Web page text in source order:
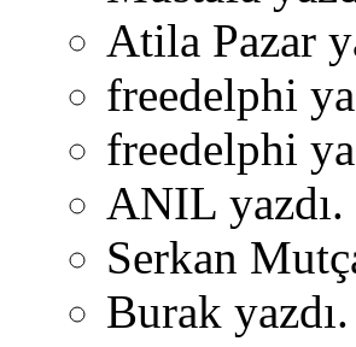
Atila Pazar
freedelphi
freedelphi
ANIL yazdı.
Serkan
Burak yazdı.